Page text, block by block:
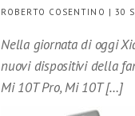
ROBERTO COSENTINO | 30
Nella giornata di oggi
nuovi dispositivi della
Mi 10T Pro, Mi 10T […]